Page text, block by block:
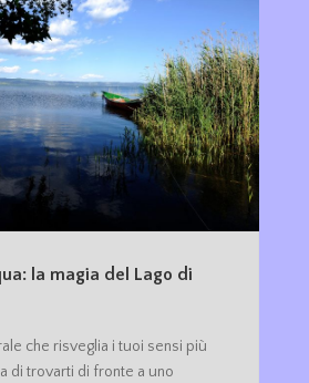
la magia del Lago di
che risveglia i tuoi sensi più
di trovarti di fronte a uno